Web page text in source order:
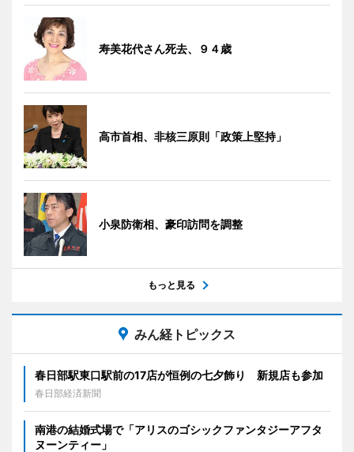
寿美花代さん死去、９４歳
高市首相、非核三原則「政策上堅持」
小泉防衛相、豪印訪問を調整
もっと見る
みん経トピックス
春日部駅東口駅前の17店が恒例の七夕飾り 新規店も参加
春日部経済新聞
南港の結婚式場で「アリスのゴシックファンタジーアフタ
ヌーンティー」